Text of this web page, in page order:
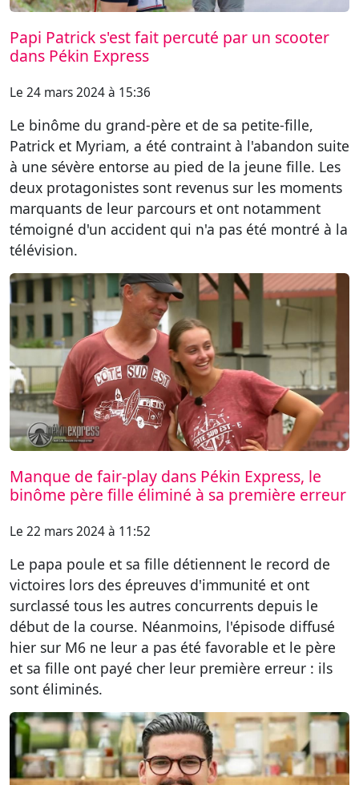
Papi Patrick s'est fait percuté par un scooter
dans Pékin Express
Le 24 mars 2024 à 15:36
Le binôme du grand-père et de sa petite-fille,
Patrick et Myriam, a été contraint à l'abandon suite
à une sévère entorse au pied de la jeune fille. Les
deux protagonistes sont revenus sur les moments
marquants de leur parcours et ont notamment
témoigné d'un accident qui n'a pas été montré à la
télévision.
Manque de fair-play dans Pékin Express, le
binôme père fille éliminé à sa première erreur
Le 22 mars 2024 à 11:52
Le papa poule et sa fille détiennent le record de
victoires lors des épreuves d'immunité et ont
surclassé tous les autres concurrents depuis le
début de la course. Néanmoins, l'épisode diffusé
hier sur M6 ne leur a pas été favorable et le père
et sa fille ont payé cher leur première erreur : ils
sont éliminés.